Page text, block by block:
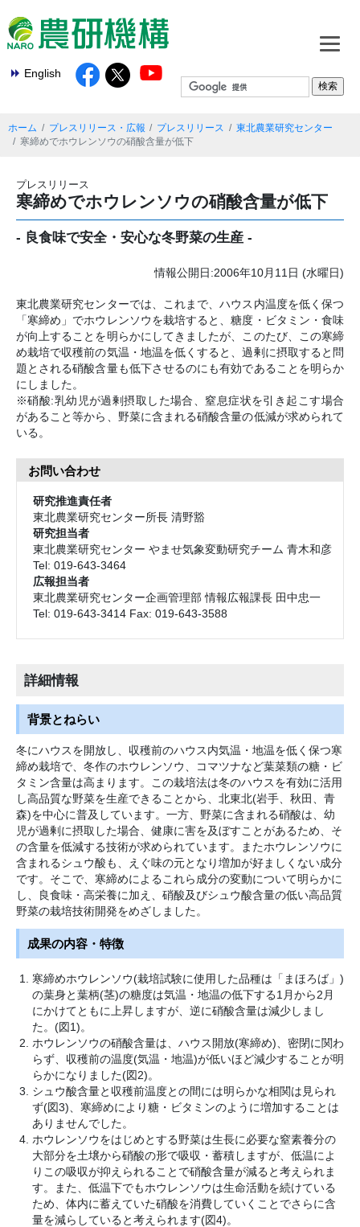
English
ホーム プレスリリース・広報 プレスリリース
東北農業研究センター
寒締めでホウレンソウの硝酸含量が低下
プレスリリース
寒締めでホウレンソウの硝酸含量が低下
- 良食味で安全・安心な冬野菜の生産 -
情報公開日:2006年10月11日 (水曜日)
東北農業研究センターでは、これまで、ハウス内温度を低く保つ
「寒締め」でホウレンソウを栽培すると、糖度・ビタミン・食味
が向上することを明らかにしてきましたが、このたび、この寒締
め栽培で収穫前の気温・地温を低くすると、過剰に摂取すると問
題とされる硝酸含量も低下させるのにも有効であることを明らか
にしました。
※硝酸:乳幼児が過剰摂取した場合、窒息症状を引き起こす場合
があること等から、野菜に含まれる硝酸含量の低減が求められて
いる。
お問い合わせ
研究推進責任者
東北農業研究センター所長 清野豁
研究担当者
東北農業研究センター やませ気象変動研究チーム 青木和彦
Tel: 019-643-3464
広報担当者
東北農業研究センター企画管理部 情報広報課長 田中忠一
Tel: 019-643-3414 Fax: 019-643-3588
詳細情報
背景とねらい
冬にハウスを開放し、収穫前のハウス内気温・地温を低く保つ寒
締め栽培で、冬作のホウレンソウ、コマツナなど葉菜類の糖・ビ
タミン含量は高まります。この栽培法は冬のハウスを有効に活用
し高品質な野菜を生産できることから、北東北(岩手、秋田、青
森)を中心に普及しています。一方、野菜に含まれる硝酸は、幼
児が過剰に摂取した場合、健康に害を及ぼすことがあるため、そ
の含量を低減する技術が求められています。またホウレンソウに
含まれるシュウ酸も、えぐ味の元となり増加が好ましくない成分
です。そこで、寒締めによるこれら成分の変動について明らかに
し、良食味・高栄養に加え、硝酸及びシュウ酸含量の低い高品質
野菜の栽培技術開発をめざしました。
成果の内容・特徴
寒締めホウレンソウ(栽培試験に使用した品種は「まほろば」)
の葉身と葉柄(茎)の糖度は気温・地温の低下する1月から2月
にかけてともに上昇しますが、逆に硝酸含量は減少しまし
た。(図1)。
ホウレンソウの硝酸含量は、ハウス開放(寒締め)、密閉に関わ
らず、収穫前の温度(気温・地温)が低いほど減少することが明
らかになりました(図2)。
シュウ酸含量と収穫前温度との間には明らかな相関は見られ
ず(図3)、寒締めにより糖・ビタミンのように増加することは
ありませんでした。
ホウレンソウをはじめとする野菜は生長に必要な窒素養分の
大部分を土壌から硝酸の形で吸収・蓄積しますが、低温によ
りこの吸収が抑えられることで硝酸含量が減ると考えられま
す。また、低温下でもホウレンソウは生命活動を続けている
ため、体内に蓄えていた硝酸を消費していくことでさらに含
量を減らしていると考えられます(図4)。